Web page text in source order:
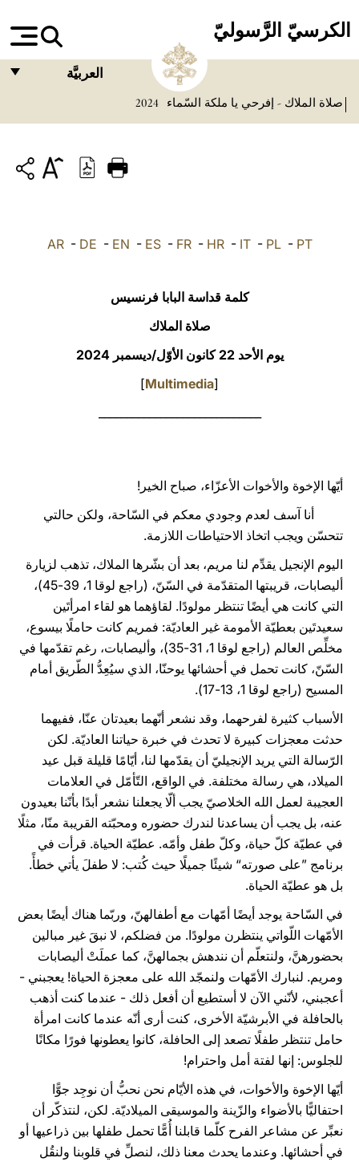
الكرسيّ الرَّسوليّ
العربيَّة
ITALIANO
中文
صلاة الملاك - إفرحي يا ملكة السّماء 2024
AR- DE - EN - ES- FR- HR- IT- PL- PT
كلمة قداسة البابا فرنسيس
صلاة الملاك
يوم الأحد 22 كانون الأوّل/ديسمبر 2024
[
Multimedia
]
أيّها الإخوة والأخوات الأعزّاء، صباح الخير!
أنا آسف لعدم وجودي معكم في السّاحة، ولكن حالتي
تتحسّن ويجب اتخاذ الاحتياطات اللازمة.
اليوم الإنجيل يقدِّم لنا مريم، بعد أن بشّرها الملاك، تذهب لزيارة
أليصابات، قريبتها المتقدّمة في السّنّ، (راجع لوقا 1، 39-45)،
التي كانت هي أيضًا تنتظر مولودًا. لقاؤهما هو لقاء امرأتَين
سعيدتَين بعطيّة الأمومة غير العاديّة: فمريم كانت حاملًا بيسوع،
مخلِّص العالم (راجع لوقا 1، 31-35)، وأليصابات، رغم تقدّمها في
السّنّ، كانت تحمل في أحشائها يوحنّا، الذي سيُعِدُّ الطّريق أمام
المسيح (راجع لوقا 1، 13-17).
الأسباب كثيرة لفرحهما، وقد نشعر أنّهما بعيدتان عنّا، ففيهما
حدثت معجزات كبيرة لا تحدث في خبرة حياتنا العاديّة. لكن
الرّسالة التي يريد الإنجيليّ أن يقدّمها لنا، أيّامًا قليلة قبل عيد
الميلاد، هي رسالة مختلفة. في الواقع، التّأمّل في العلامات
العجيبة لعمل الله الخلاصيّ يجب ألّا يجعلنا نشعر أبدًا بأنّنا بعيدون
عنه، بل يجب أن يساعدنا لندرك حضوره ومحبّته القريبة منّا، مثلًا
في عطيّة كلّ حياة، وكلّ طفل وأمّه. عطيّة الحياة. قرأت في
برنامج ”على صورته“ شيئًا جميلًا حيث كُتب: لا طفلَ يأتي خطأً.
بل هو عطيّة الحياة.
في السّاحة يوجد أيضًا أمّهات مع أطفالهنّ، وربّما هناك أيضًا بعض
الأمّهات اللّواتي ينتظرن مولودًا. من فضلكم، لا نبقَ غير مبالين
بحضورهنَّ، ولنتعلّم أن نندهش بجمالهنَّ، كما عملَتْ أليصابات
ومريم. لنبارك الأمّهات ولنمجّد الله على معجزة الحياة! يعجبني -
أعجبني، لأنّني الآن لا أستطيع أن أفعل ذلك - عندما كنت أذهب
بالحافلة في الأبرشيّة الأخرى، كنت أرى أنّه عندما كانت امرأة
حامل تنتظر طفلًا تصعد إلى الحافلة، كانوا يعطونها فورًا مكانًا
للجلوس: إنها لفتة أمل واحترام!
أيّها الإخوة والأخوات، في هذه الأيّام نحن نحبُّ أن نوجِد جوًّا
احتفاليًّا بالأضواء والزّينة والموسيقى الميلاديّة. لكن، لنتذكّر أن
نعبِّر عن مشاعر الفرح كلّما قابلنا أُمًّا تحمل طفلها بين ذراعيها أو
في أحشائها. وعندما يحدث معنا ذلك، لنصلِّ في قلوبنا ولنقُل